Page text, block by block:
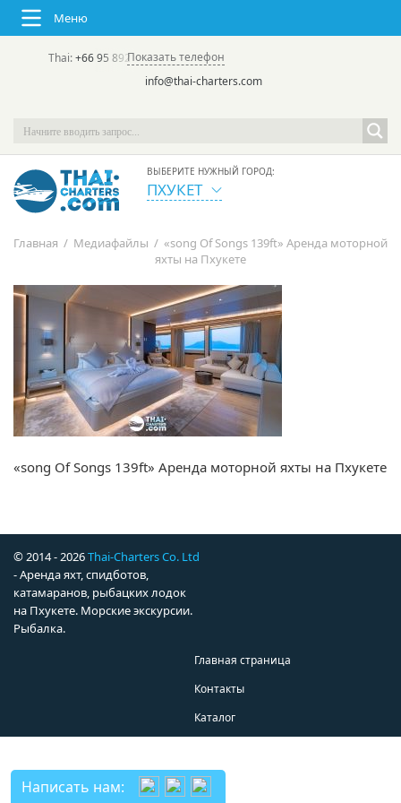
Меню
Thai:+66 95 892 7646(rus/eng) | в России:
Показать телефон
info@thai-charters.com
ВЫБЕРИТЕ НУЖНЫЙ ГОРОД:
ПХУКЕТ
Главная / Медиафайлы / «song Of Songs 139ft» Аренда моторной
яхты на Пхукете
«song Of Songs 139ft» Аренда моторной яхты на Пхукете
© 2014 - 2026Thai-Charters Co. Ltd
- Аренда яхт, спидботов,
катамаранов, рыбацких лодок
на Пхукете. Морские экскурсии.
Рыбалка.
Главная страница
Контакты
Каталог
Написать нам: